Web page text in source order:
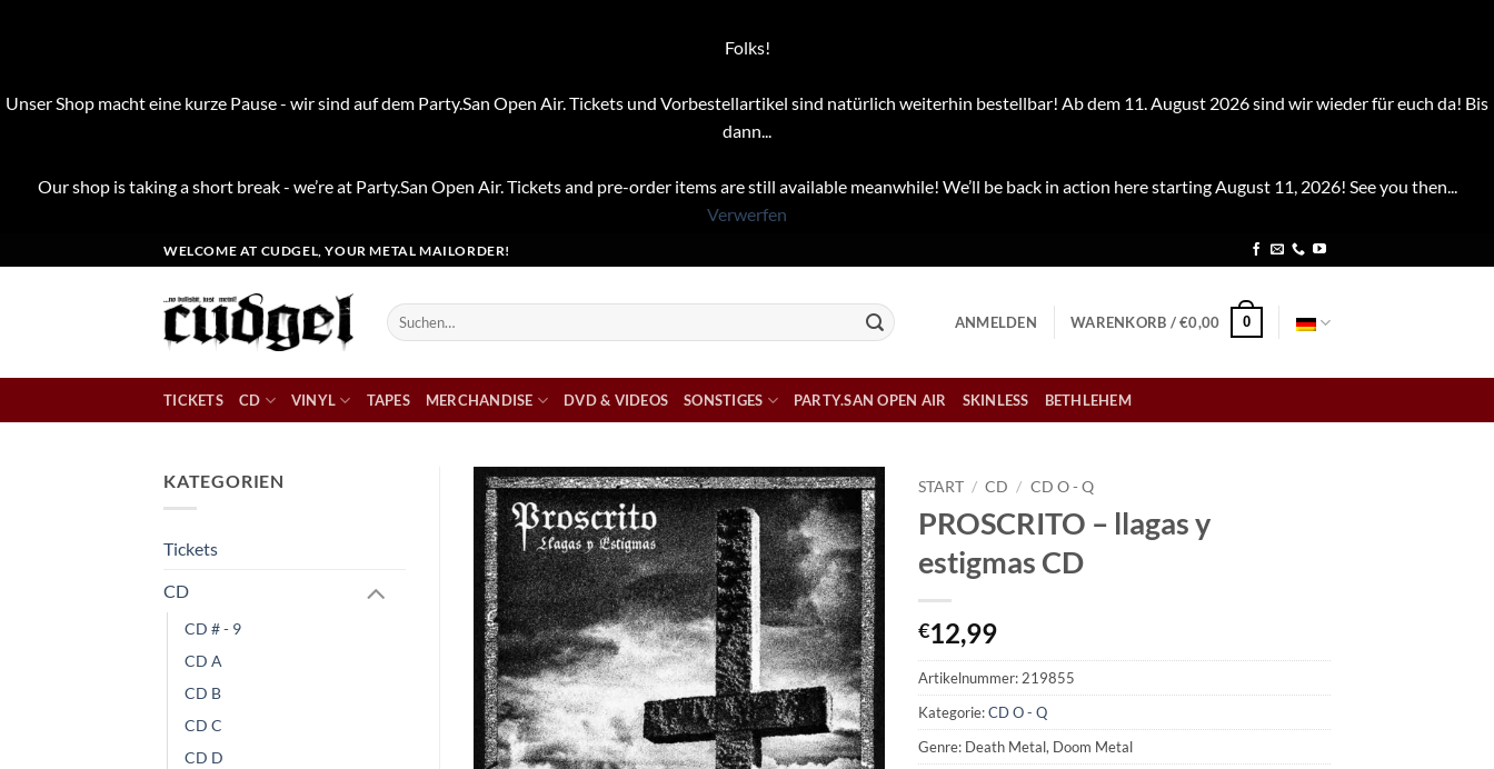
Folks!
Unser Shop macht eine kurze Pause - wir sind auf dem Party.San Open Air. Tickets und Vorbestellartikel sind natürlich weiterhin bestellbar! Ab dem 11. August 2026 sind wir wieder für euch da! Bis
dann...
Our shop is taking a short break - we’re at Party.San Open Air. Tickets and pre-order items are still available meanwhile! We’ll be back in action here starting August 11, 2026! See you then...
Verwerfen
Inhalt
WELCOME AT CUDGEL, YOUR METAL MAILORDER!
Suchen
nach:
ANMELDEN WARENKORB /€0,00 0
TICKETS CD VINYL TAPES MERCHANDISE DVD & VIDEOS SONSTIGES PARTY.SAN OPEN AIR SKINLESS BETHLEHEM
KATEGORIEN
Tickets
CD
CD # - 9
CD A
CD B
CD C
CD D
START / CD / CD O - Q
PROSCRITO – llagas y
estigmas CD
€12,99
Artikelnummer: 219855
Kategorie:CD O - Q
Genre: Death Metal, Doom Metal